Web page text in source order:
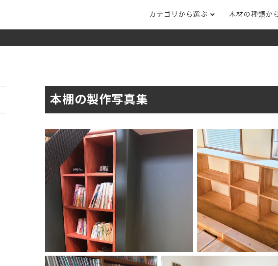
カテゴリから選ぶ
集成材フリーカット
複数種類の注文
床材
端材詰め合わせ
オリジナル商品
アウトレット天板
無垢一枚板
木材の種類か
カバ桜・バーチ
成材のみ）
クルミ レッドオーク
ゼブラ ウエンジ ブビンガ
ピーラー（米松） サペリ
赤ラワン(レッド
ティ)
低圧メラミン（心材：パ
本棚の製作写真集